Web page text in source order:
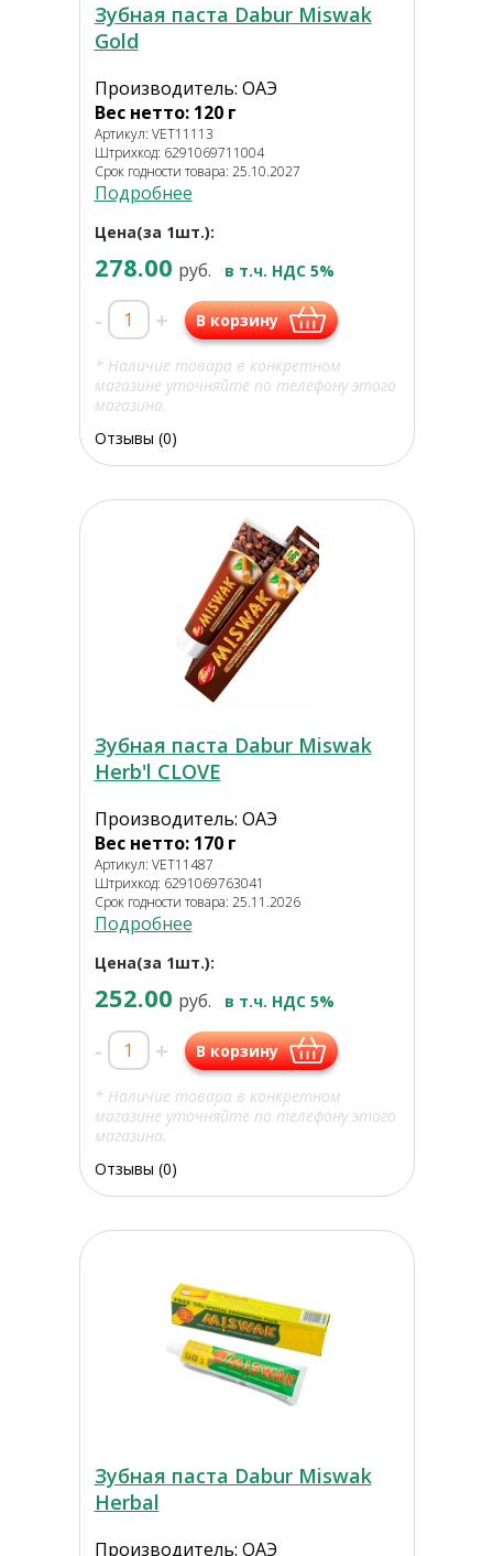
Зубная паста Dabur Miswak
Gold
Производитель: ОАЭ
Вес нетто: 120 г
Артикул: VET11113
Штрихкод: 6291069711004
Срок годности товара: 25.10.2027
Подробнее
Цена(за 1шт.):
278.00 руб. в т.ч. НДС 5%
- + В корзину
* Наличие товара в конкретном
магазине уточняйте по телефону этого
магазина.
Отзывы (0)
Зубная паста Dabur Miswak
Herb'l CLOVE
Производитель: ОАЭ
Вес нетто: 170 г
Артикул: VET11487
Штрихкод: 6291069763041
Срок годности товара: 25.11.2026
Подробнее
Цена(за 1шт.):
252.00 руб. в т.ч. НДС 5%
- + В корзину
* Наличие товара в конкретном
магазине уточняйте по телефону этого
магазина.
Отзывы (0)
Зубная паста Dabur Miswak
Herbal
Производитель: ОАЭ